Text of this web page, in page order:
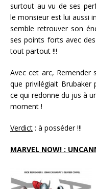
surtout au vu de ses
le monsieur est lui aussi
semble retrouver son
ses points forts avec
tout partout !!!
Avec cet arc, Remender
que privilégiait
ce qui redonne du jus à
moment !
Verdict : à posséder !!!
MARVEL NOW! :